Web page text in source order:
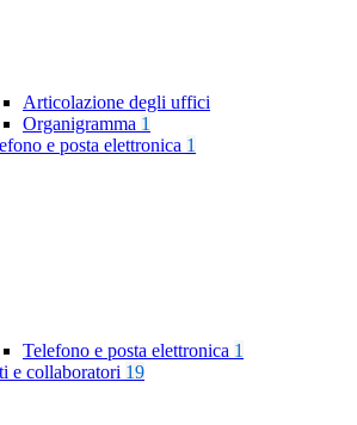
Articolazione degli uffici
Organigramma 1
e posta elettronica 1
Telefono e posta elettronica 1
e collaboratori 19